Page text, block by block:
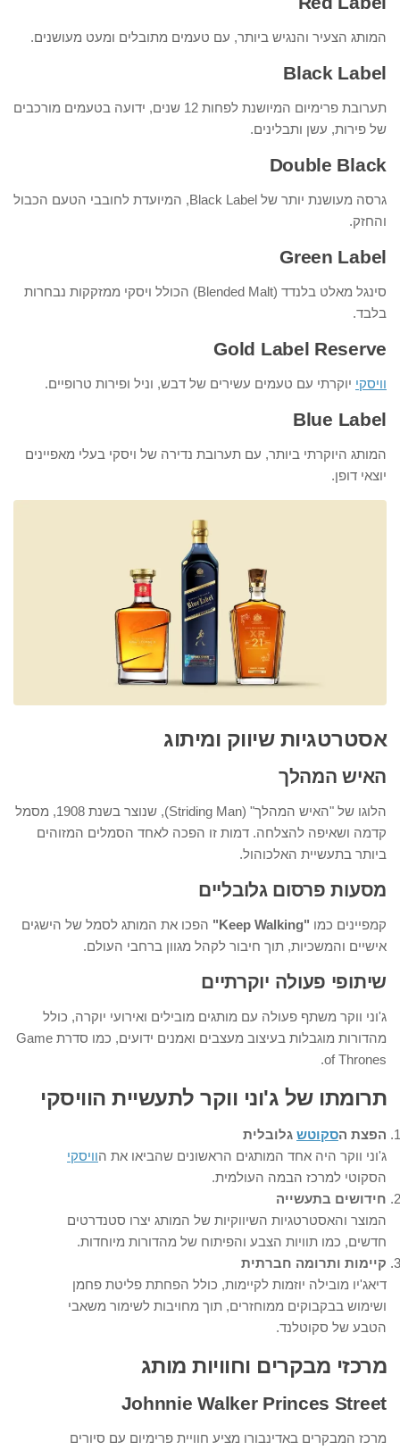
המותג הצעיר והנגיש ביותר, עם טעמים מתובלים ומעט מעושנים.
Black Label
תערובת פרימיום המיושנת לפחות 12 שנים, ידועה בטעמים מורכבים
של פירות, עשן ותבלינים.
Double Black
גרסה מעושנת יותר של Black Label, המיועדת לחובבי הטעם הכבול
והחזק.
Green Label
סינגל מאלט בלנדד (Blended Malt) הכולל ויסקי ממזקקות נבחרות
בלבד.
Gold Label Reserve
וויסקי יוקרתי עם טעמים עשירים של דבש, וניל ופירות טרופיים.
Blue Label
המותג היוקרתי ביותר, עם תערובת נדירה של ויסקי בעלי מאפיינים
יוצאי דופן.
אסטרטגיות שיווק ומיתוג
האיש המהלך
הלוגו של "האיש המהלך" (Striding Man), שנוצר בשנת 1908, מסמל
קדמה ושאיפה להצלחה. דמות זו הפכה לאחד הסמלים המזוהים
ביותר בתעשיית האלכוהול.
מסעות פרסום גלובליים
קמפיינים כמו "Keep Walking"
הפכו את המותג לסמל של הישגים
אישיים והמשכיות, תוך חיבור לקהל מגוון ברחבי העולם.
שיתופי פעולה יוקרתיים
ג'וני ווקר משתף פעולה עם מותגים מובילים ואירועי יוקרה, כולל
מהדורות מוגבלות בעיצוב מעצבים ואמנים ידועים, כמו סדרת Game
of Thrones.
תרומתו של ג'וני ווקר לתעשיית הוויסקי
הפצת הסקוטש גלובלית
ג'וני ווקר היה אחד המותגים הראשונים שהביאו את הוויסקי
הסקוטי למרכז הבמה העולמית.
חידושים בתעשייה
המוצר והאסטרטגיות השיווקיות של המותג יצרו סטנדרטים
חדשים, כמו תוויות הצבע והפיתוח של מהדורות מיוחדות.
קיימות ותרומה חברתית
דיאג'יו מובילה יוזמות לקיימות, כולל הפחתת פליטת פחמן
ושימוש בבקבוקים ממוחזרים, תוך מחויבות לשימור משאבי
הטבע של סקוטלנד.
מרכזי מבקרים וחוויות מותג
Johnnie Walker Princes Street
מרכז המבקרים באדינבורו מציע חוויית פרימיום עם סיורים